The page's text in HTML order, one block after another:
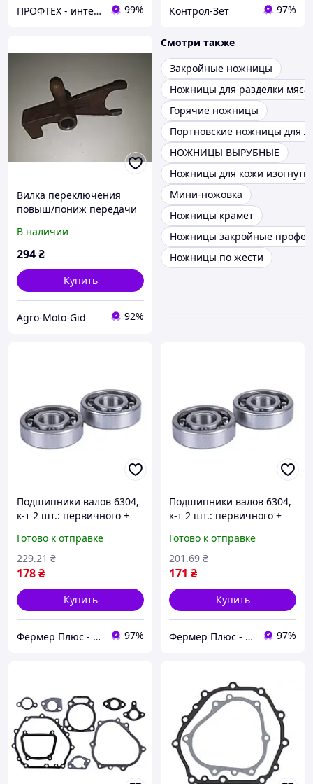
ПРОФТЕХ - интернет-магазин силовой техники. 99% Контрол-Зет 97%
Вилка переключения
повыш/пониж передачи
В наличии
294₴
Купить
Agro-Moto-Gid 92%
Смотри также
Закройные ножницы
Ножницы для разделки мяса
Горячие ножницы
Портновские ножницы для
НОЖНИЦЫ ВЫРУБНЫЕ
Ножницы для кожи
Мини-ножовка
Ножницы крамет
Ножницы закройные
Ножницы по жести
Подшипники валов 6304,
к-т 2 шт.: первичного +
Готово к отправке
178₴
229.21 ₴
Купить
Фермер Плюс - интернет магазин садовой техники 97%
Подшипники валов 6304,
к-т 2 шт.: первичного +
YBX
Готово к отправке
171 ₴
201.69 ₴
Купить
Фермер Плюс - интернет магазин садовой техники 97%